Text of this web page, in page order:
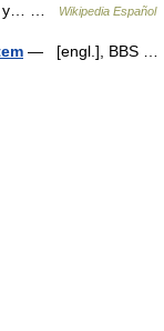
y… …
Wikipedia Español
— [engl.], BBS …